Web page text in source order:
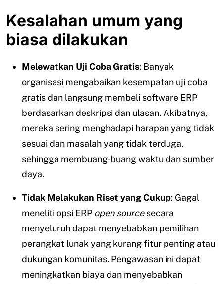
Kesalahan umum yang
biasa dilakukan
Melewatkan Uji Coba Gratis: Banyak
organisasi mengabaikan kesempatan uji coba
gratis dan langsung membeli software ERP
berdasarkan deskripsi dan ulasan. Akibatnya,
mereka sering menghadapi harapan yang tidak
sesuai dan masalah yang tidak terduga,
sehingga membuang-buang waktu dan sumber
daya.
Tidak Melakukan Riset yang Cukup: Gagal
meneliti opsi ERP open sourcesecara
menyeluruh dapat menyebabkan pemilihan
perangkat lunak yang kurang fitur penting atau
dukungan komunitas. Pengawasan ini dapat
meningkatkan biaya dan menyebabkan